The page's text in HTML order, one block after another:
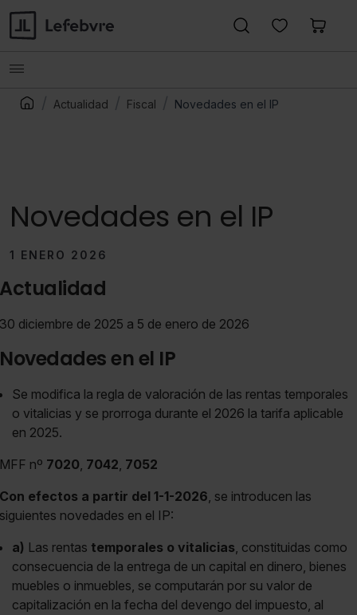
Actualidad Fiscal Novedades en el IP
Novedades en el IP
1 ENERO 2026
Actualidad
30 diciembre de 2025 a 5 de enero de 2026
Novedades en el IP
Se modifica la regla de valoración de las rentas temporales
o vitalicias y se prorroga durante el 2026 la tarifa aplicable
en 2025.
MFF nº 7020, 7042, 7052
Con efectos a partir del 1-1-2026, se introducen las
siguientes novedades en el IP:
a) Las rentas temporales o vitalicias, constituidas como
consecuencia de la entrega de un capital en dinero, bienes
muebles o inmuebles, se computarán por su valor de
capitalización en la fecha del devengo del impuesto, al